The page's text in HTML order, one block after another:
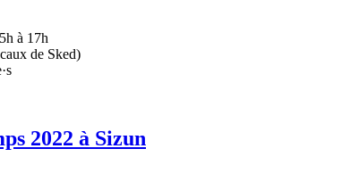
à 17h
de Sked)
2022 à Sizun